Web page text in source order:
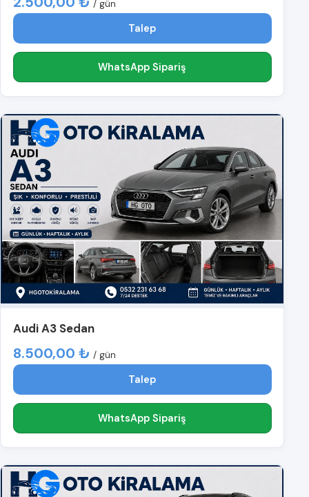
/ gün
Talep
WhatsApp Sipariş
Audi A3 Sedan
8.500,00 ₺ / gün
Talep
WhatsApp Sipariş